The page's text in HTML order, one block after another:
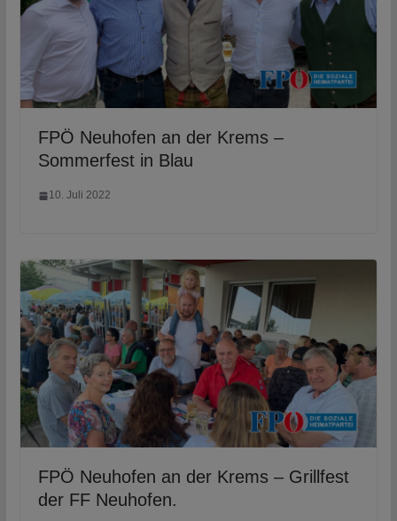
FPÖ Neuhofen an der Krems –
Sommerfest in Blau
10. Juli 2022
FPÖ Neuhofen an der Krems – Grillfest
der FF Neuhofen.